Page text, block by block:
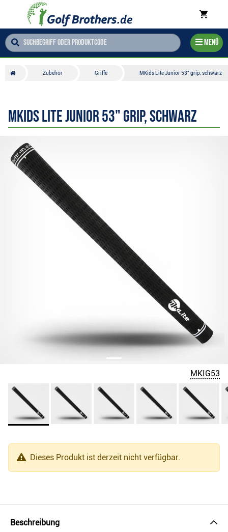
Menü
Zubehör Griffe MKids Lite Junior 53" grip, schwarz
MKids Lite Junior 53" grip, schwarz
MKIG53
Dieses Produkt ist derzeit nicht verfügbar.
Beschreibung